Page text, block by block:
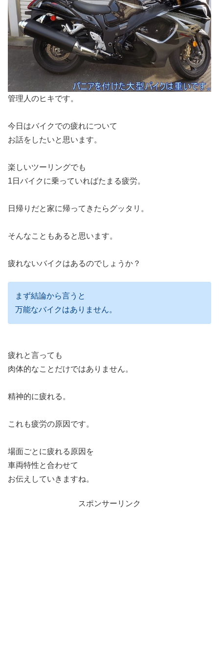
管理人のヒキです。
今日はバイクでの疲れについて
お話をしたいと思います。
楽しいツーリングでも
1日バイクに乗っていればたまる疲労。
日帰りだと家に帰ってきたらグッタリ。
そんなこともあると思います。
疲れないバイクはあるのでしょうか？
まず結論から言うと
万能なバイクはありません。
疲れと言っても
肉体的なことだけではありません。
精神的に疲れる。
これも疲労の原因です。
場面ごとに疲れる原因を
車両特性と合わせて
お伝えしていきますね。
スポンサーリンク